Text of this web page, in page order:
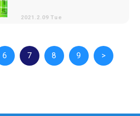
2021.2.09 Tue
6 7 8 9 >